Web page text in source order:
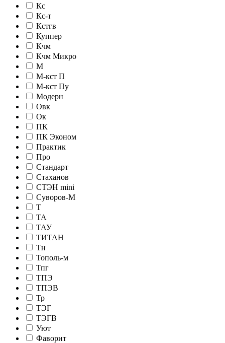
Кс
Кс-т
Кстгв
Куппер
Кчм
Кчм Микро
М
М-кст П
М-кст Пу
Модерн
Овк
Ок
ПК
ПК Эконом
Практик
Про
Стандарт
Стаханов
СТЭН mini
Суворов-М
Т
ТА
ТАУ
ТИТАН
Тн
Тополь-м
Тпг
ТПЭ
ТПЭВ
Тр
ТЭГ
ТЭГВ
Уют
Фаворит